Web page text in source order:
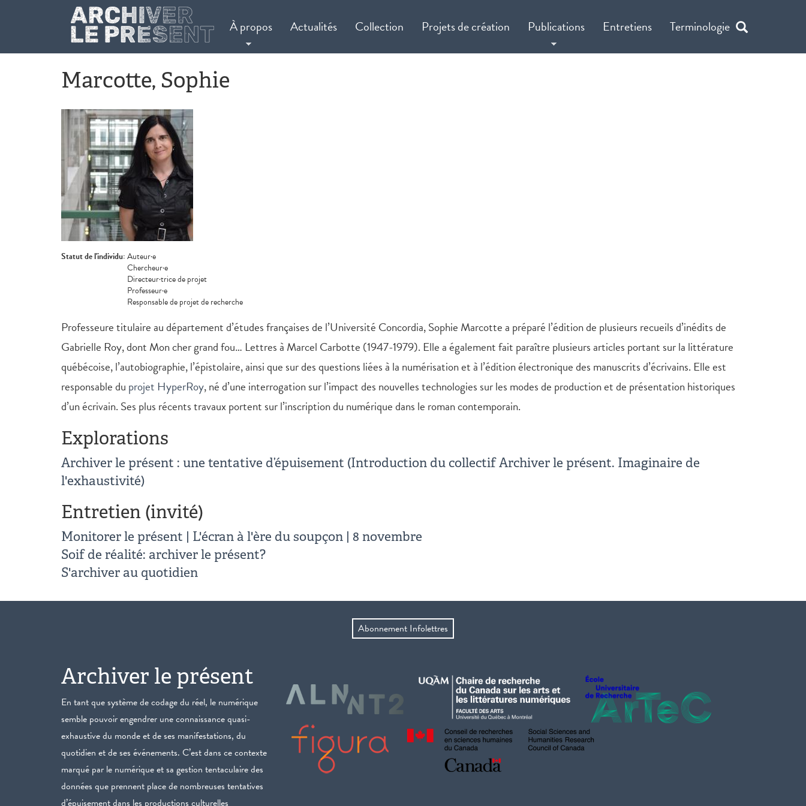
Aller au contenu principal
À propos Actualités Collection Projets de création Publications Entretiens Terminologie
Marcotte, Sophie
Statut de l'individu:Auteur·e
Chercheur·e
Directeur·trice de projet
Professeur·e
Responsable de projet de recherche
Professeure titulaire au département d’études françaises de l’Université Concordia, Sophie Marcotte a préparé l’édition de plusieurs recueils d’inédits de
Gabrielle Roy, dont Mon cher grand fou… Lettres à Marcel Carbotte (1947-1979). Elle a également fait paraître plusieurs articles portant sur la littérature
québécoise, l’autobiographie, l’épistolaire, ainsi que sur des questions liées à la numérisation et à l’édition électronique des manuscrits d’écrivains. Elle est
responsable du projet HyperRoy, né d’une interrogation sur l’impact des nouvelles technologies sur les modes de production et de présentation historiques
d’un écrivain. Ses plus récents travaux portent sur l’inscription du numérique dans le roman contemporain.
Explorations
Archiver le présent : une tentative d’épuisement (Introduction du collectif Archiver le présent. Imaginaire de
l'exhaustivité)
Entretien (invité)
Monitorer le présent | L'écran à l'ère du soupçon | 8 novembre
Soif de réalité: archiver le présent?
S'archiver au quotidien
Abonnement Infolettres
Archiver le présent
En tant que système de codage du réel, le numérique
semble pouvoir engendrer une connaissance quasi-
exhaustive du monde et de ses manifestations, du
quotidien et de ses événements. C’est dans ce contexte
marqué par le numérique et sa gestion tentaculaire des
données que prennent place de nombreuses tentatives
d’épuisement dans les productions culturelles